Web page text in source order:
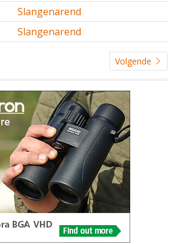
Slangenarend
Slangenarend
Volgende